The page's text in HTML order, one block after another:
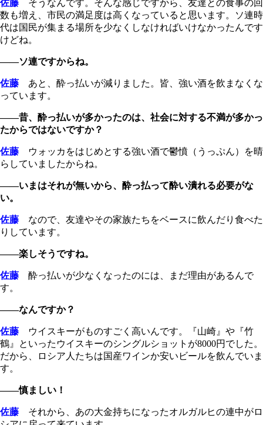
佐藤 そうなんです。そんな感じですから、友達との食事の回
数も増え、市民の満足度は高くなっていると思います。ソ連時
代は国民が集まる場所を少なくしなければいけなかったんです
けどね。
――ソ連ですからね。
佐藤 あと、酔っ払いが減りました。皆、強い酒を飲まなくな
っています。
――昔、酔っ払いが多かったのは、社会に対する不満が多かっ
たからではないですか？
佐藤 ウォッカをはじめとする強い酒で鬱憤（うっぷん）を晴
らしていましたからね。
――いまはそれが無いから、酔っ払って酔い潰れる必要がな
い。
佐藤 なので、友達やその家族たちをベースに飲んだり食べた
りしています。
――楽しそうですね。
佐藤 酔っ払いが少なくなったのには、まだ理由があるんで
す。
――なんですか？
佐藤 ウイスキーがものすごく高いんです。『山崎』や『竹
鶴』といったウイスキーのシングルショットが8000円でした。
だから、ロシア人たちは国産ワインか安いビールを飲んでいま
す。
――慎ましい！
佐藤 それから、あの大金持ちになったオルガルヒの連中がロ